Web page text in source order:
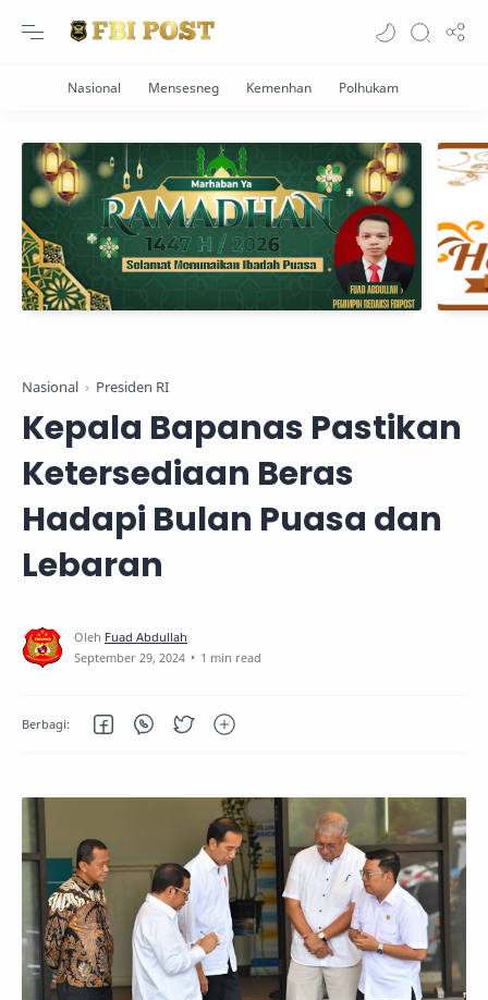
Nasional Presiden RI
Kepala Bapanas Pastikan
Ketersediaan Beras
Hadapi Bulan Puasa dan
Lebaran
1 min read